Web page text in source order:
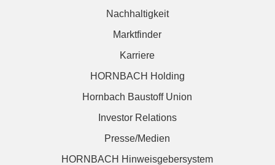
Nachhaltigkeit
Marktfinder
Karriere
HORNBACH Holding
Hornbach Baustoff Union
Investor Relations
Presse/Medien
HORNBACH Hinweisgebersystem